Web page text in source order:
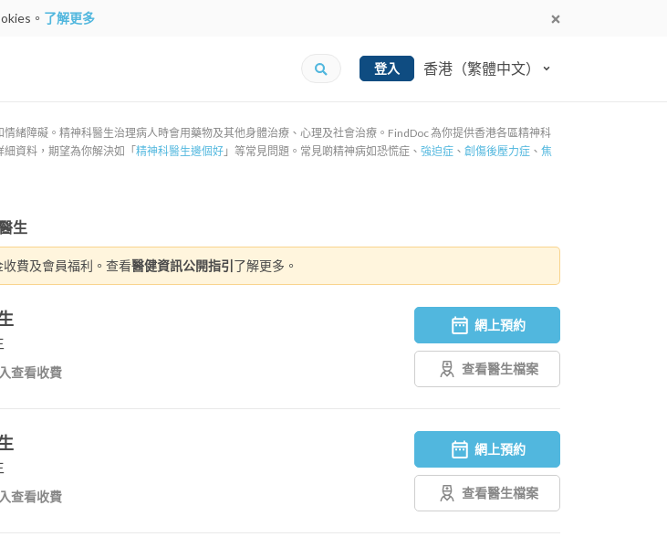
。 了解更多
登入 香港（繁體中文）
緒障礙。精神科醫生治理病人時會用藥物及其他身體治療、心理及社會治療。FindDoc 為你提供香港各區精神科
資料，期望為你解決如「 精神科醫生邊個好 」等常見問題。常見啲精神病如恐慌症、 強迫症 、 創傷後壓力症 、 焦
生
費及會員福利。查看醫健資訊公開指引 了解更多。
查看收費
網上預約
查看醫生檔案
查看收費
網上預約
查看醫生檔案